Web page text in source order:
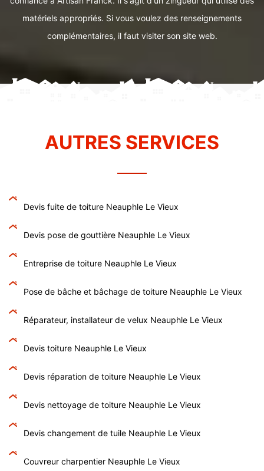
matériels appropriés. Si vous voulez des renseignements
complémentaires, il faut visiter son site web.
AUTRES SERVICES
Devis fuite de toiture Neauphle Le Vieux
Devis pose de gouttière Neauphle Le Vieux
Entreprise de toiture Neauphle Le Vieux
Pose de bâche et bâchage de toiture Neauphle Le Vieux
Réparateur, installateur de velux Neauphle Le Vieux
Devis toiture Neauphle Le Vieux
Devis réparation de toiture Neauphle Le Vieux
Devis nettoyage de toiture Neauphle Le Vieux
Devis changement de tuile Neauphle Le Vieux
Couvreur charpentier Neauphle Le Vieux